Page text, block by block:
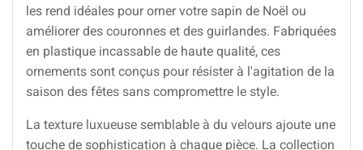
les rend idéales pour orner votre sapin de Noël ou
améliorer des couronnes et des guirlandes. Fabriquées
en plastique incassable de haute qualité, ces
ornements sont conçus pour résister à l'agitation de la
saison des fêtes sans compromettre le style.
La texture luxueuse semblable à du velours ajoute une
touche de sophistication à chaque pièce. La collection